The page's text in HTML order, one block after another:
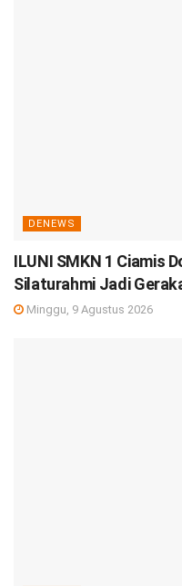
DENEWS
ILUNI SMKN 1 Ciamis
Silaturahmi Jadi
Minggu, 9 Agustus 2026